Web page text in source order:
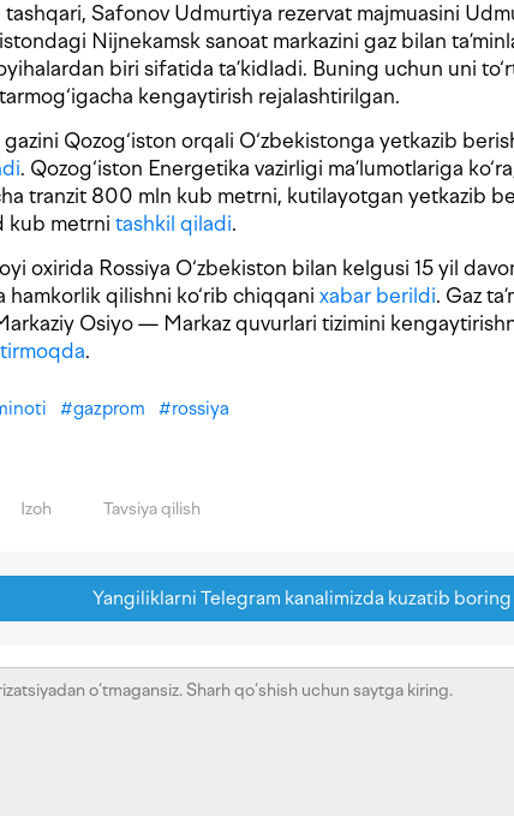
tashqari, Safonov Udmurtiya rezervat majmuasini
Nijnekamsk sanoat markazini gaz bilan
biri sifatida ta’kidladi. Buning uchun uni
kengaytirish rejalashtirilgan.
gazini Qozog‘iston orqali O‘zbekistonga yetkazib
. Qozog‘iston Energetika vazirligi ma’lumotlariga
tranzit 800 mln kub metrni, kutilayotgan yetkazib
kub metrni tashkil qiladi.
oxirida Rossiya O‘zbekiston bilan kelgusi 15 yil
hamkorlik qilishni ko‘rib chiqqani xabar berildi. Gaz
Osiyo — Markaz quvurlari tizimini
.
#gazprom #rossiya
Izoh Tavsiya qilish
Yangiliklarni Telegram kanalimizda kuzatib boring